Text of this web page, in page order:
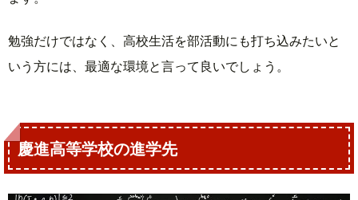
勉強だけではなく、高校生活を部活動にも打ち込みたいと
いう方には、最適な環境と言って良いでしょう。
慶進高等学校の進学先